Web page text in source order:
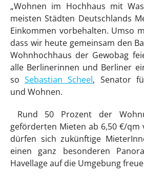
„Wohnen im Hochhaus mit
meisten Städten Deutschlands
Einkommen vorbehalten. Umso
dass wir heute gemeinsam den
Wohnhochhaus der Gewobag
alle Berlinerinnen und Berliner
soSebastian Scheel, Senator
und Wohnen.
Rund 50 Prozent der
geförderten Mieten ab 6,50 €/qm
dürfen sich zukünftige
einen ganz besonderen
Havellage auf die Umgebung